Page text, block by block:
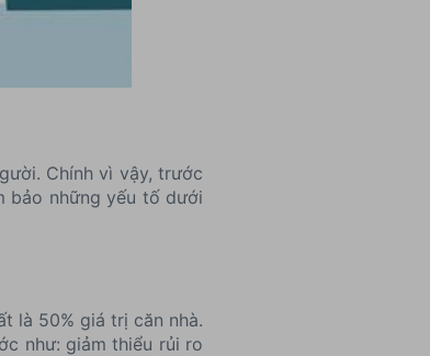
Chính vì vậy, trước
bảo những yếu tố dưới
là 50% giá trị căn nhà.
như: giảm thiểu rủi ro